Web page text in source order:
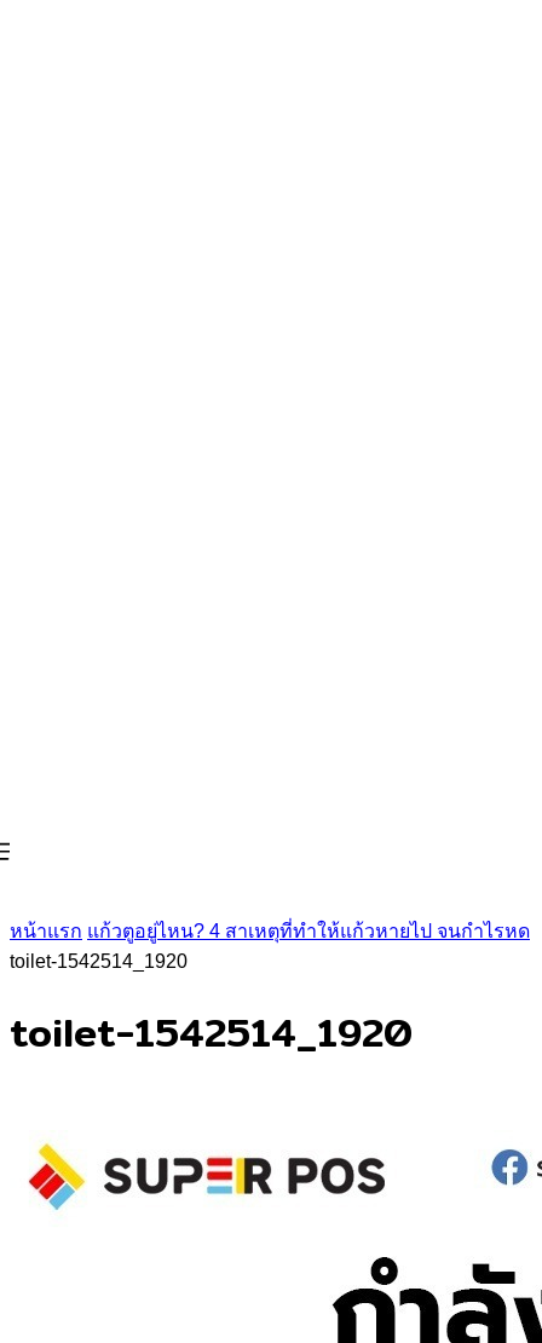
หน้าแรก แก้วตูอยู่ไหน? 4 สาเหตุที่ทำให้แก้วหายไป จนกำไรหด
toilet-1542514_1920
toilet-1542514_1920